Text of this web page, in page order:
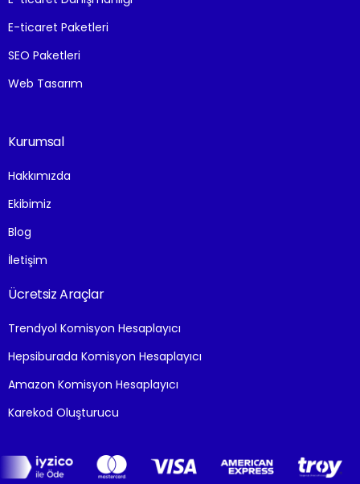
E-ticaret Paketleri
SEO Paketleri
Web Tasarım
Kurumsal
Hakkımızda
Ekibimiz
Blog
İletişim
Ücretsiz Araçlar
Trendyol Komisyon Hesaplayıcı
Hepsiburada Komisyon Hesaplayıcı
Amazon Komisyon Hesaplayıcı
Karekod Oluşturucu